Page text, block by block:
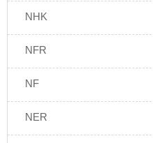
NHK
NFR
NF
NER